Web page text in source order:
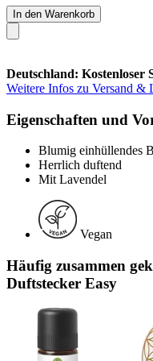
In den Warenkorb
Deutschland: Kostenloser
Weitere Infos zu Versand &
Eigenschaften und
Blumig einhüllendes
Herrlich duftend
Mit Lavendel
Vegan
Häufig zusammen
Duftstecker Easy